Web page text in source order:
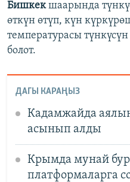
Бишкекшаарында
өткүн өтүп, күн
температурасы түнкүсүн
болот.
ДАГЫ КАРАҢЫЗ
Кадамжайда
асынып алды
Крымда мунай
платформаларга